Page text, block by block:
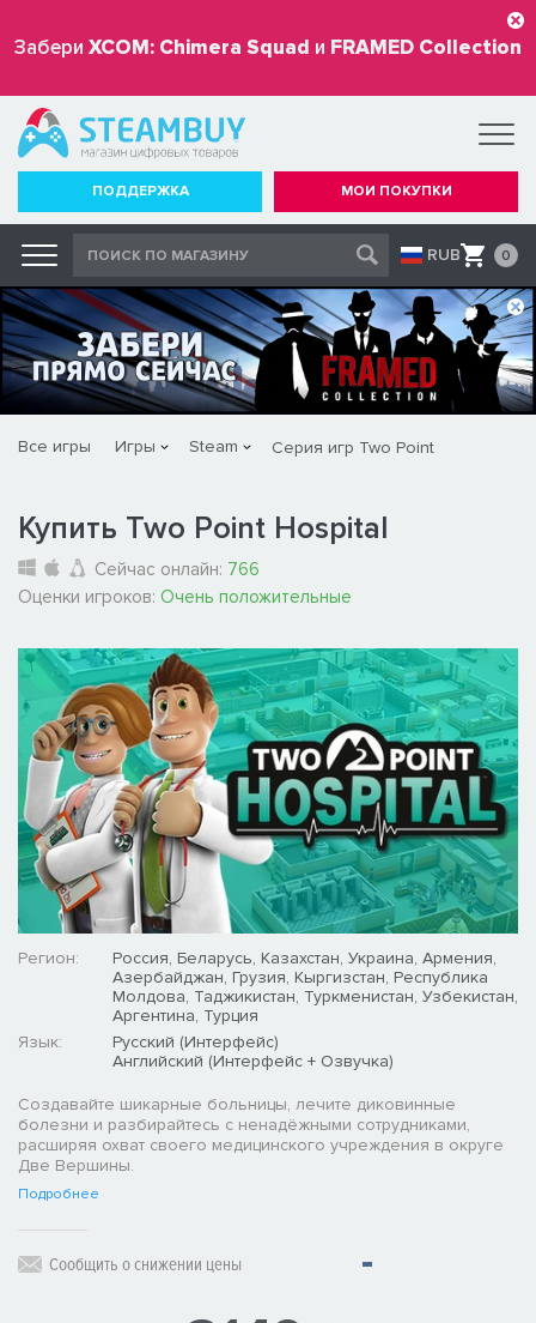
Забери XCOM: Chimera Squad и FRAMED Collection
бесплатно
ПОДДЕРЖКА МОИ ПОКУПКИ
RUB 0
Все игры Игры Steam Серия игр Two Point
Купить Two Point Hospital
Сейчас онлайн: 766
Оценки игроков: Очень положительные
Регион:
Россия, Беларусь, Казахстан, Украина, Армения,
Азербайджан, Грузия, Кыргизстан, Республика
Молдова, Таджикистан, Туркменистан, Узбекистан,
Аргентина, Турция
Язык:
Русский (Интерфейс)
Английский (Интерфейс + Озвучка)
Создавайте шикарные больницы, лечите диковинные
болезни и разбирайтесь с ненадёжными сотрудниками,
расширяя охват своего медицинского учреждения в округе
Две Вершины.
Подробнее
Сообщить о снижении цены